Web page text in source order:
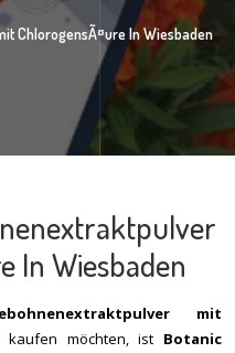
ChlorogensÃ¤ure In Wiesbaden
In Wiesbaden
mit
kaufen möchten, ist Botanic